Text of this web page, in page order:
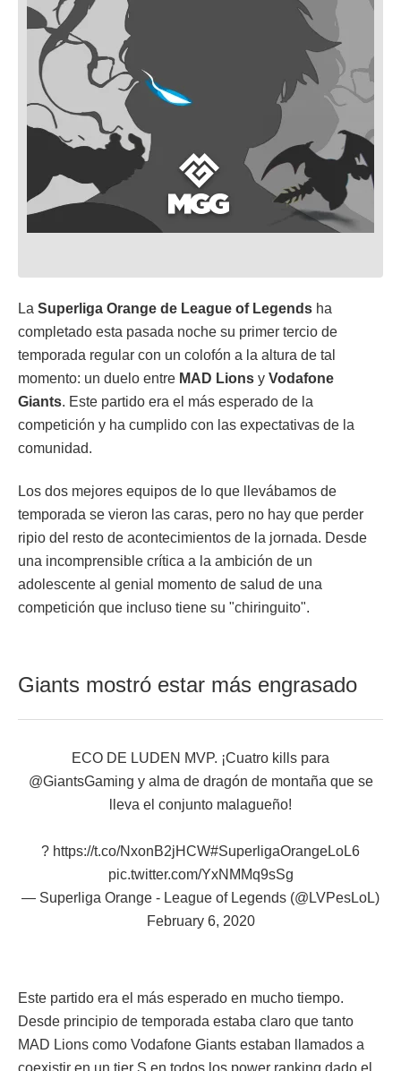
La Superliga Orange de League of Legends ha
completado esta pasada noche su primer tercio de
temporada regular con un colofón a la altura de tal
momento: un duelo entre MAD Lions y Vodafone
Giants. Este partido era el más esperado de la
competición y ha cumplido con las expectativas de la
comunidad.
Los dos mejores equipos de lo que llevábamos de
temporada se vieron las caras, pero no hay que perder
ripio del resto de acontecimientos de la jornada. Desde
una incomprensible crítica a la ambición de un
adolescente al genial momento de salud de una
competición que incluso tiene su "chiringuito".
Giants mostró estar más engrasado
ECO DE LUDEN MVP. ¡Cuatro kills para
@GiantsGaming y alma de dragón de montaña que se
lleva el conjunto malagueño!
? https://t.co/NxonB2jHCW#SuperligaOrangeLoL6
pic.twitter.com/YxNMMq9sSg
— Superliga Orange - League of Legends (@LVPesLoL)
February 6, 2020
Este partido era el más esperado en mucho tiempo.
Desde principio de temporada estaba claro que tanto
MAD Lions como Vodafone Giants estaban llamados a
coexistir en un tier S en todos los power ranking dado el